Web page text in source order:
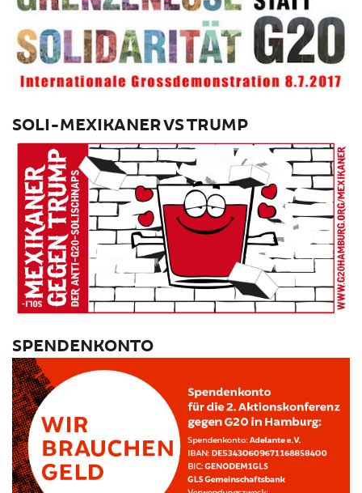
SOLI-MEXIKANER VS TRUMP
SPENDENKONTO